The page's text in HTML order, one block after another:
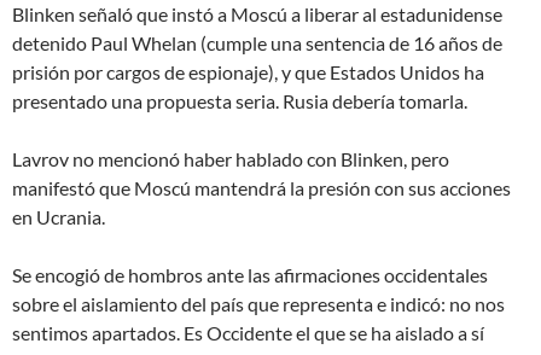
Blinken señaló que instó a Moscú a liberar al estadunidense
detenido Paul Whelan (cumple una sentencia de 16 años de
prisión por cargos de espionaje), y que Estados Unidos ha
presentado una propuesta seria. Rusia debería tomarla
Lavrov no mencionó haber hablado con Blinken, pero
manifestó que Moscú mantendrá la presión con sus acciones
en Ucrania.
Se encogió de hombros ante las afirmaciones occidentales
sobre el aislamiento del país que representa e indicó: no nos
sentimos apartados. Es Occidente el que se ha aislado a sí